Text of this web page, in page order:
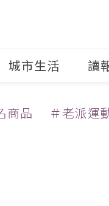
城市生活 讀
商品 ＃老派運